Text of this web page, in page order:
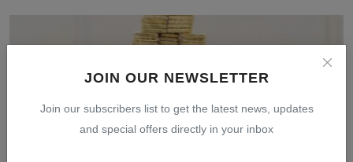
JOIN OUR NEWSLETTER
Join our subscribers list to get the latest news, updates
and special offers directly in your inbox